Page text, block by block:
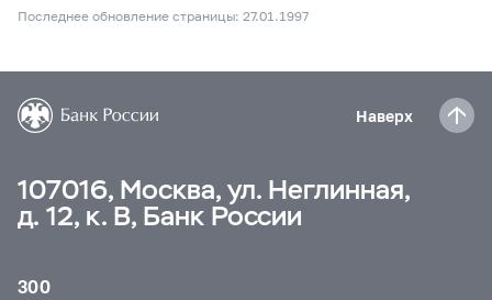
Последнее обновление страницы: 27.01.1997
Наверх
107016, Москва, ул. Неглинная,
д. 12, к. В, Банк России
300